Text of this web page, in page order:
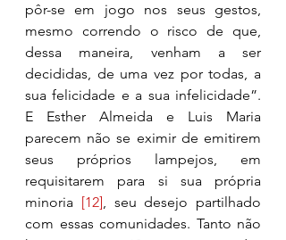
pôr-se em jogo nos seus gestos,
mesmo correndo o risco de que,
dessa maneira, venham a ser
decididas, de uma vez por todas, a
sua felicidade e a sua infelicidade”.
E Esther Almeida e Luis Maria
parecem não se eximir de emitirem
seus próprios lampejos, em
requisitarem para si sua própria
minoria [12], seu desejo partilhado
com essas comunidades. Tanto não